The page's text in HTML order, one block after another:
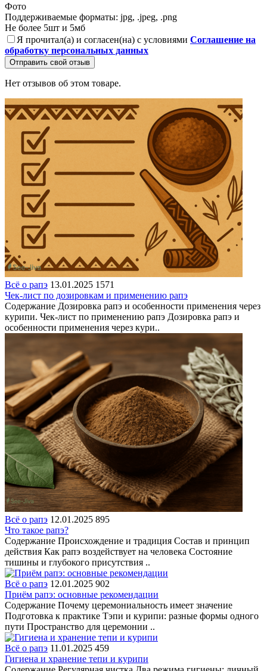
Фото
Поддерживаемые форматы: jpg, .jpeg, .png
Не более 5шт и 5мб
Я прочитал(а) и согласен(на) с условиями Соглашение на
обработку персональных данных
Отправить свой отзыв
Нет отзывов об этом товаре.
Всё о рапэ 13.01.2025 1571
Чек-лист по дозировкам и применению рапэ
Содержание Дозировка рапэ и особенности применения через
курипи. Чек‑лист по применению рапэ Дозировка рапэ и
особенности применения через кури..
Всё о рапэ 12.01.2025 895
Что такое рапэ?
Содержание Происхождение и традиция Состав и принцип
действия Как рапэ воздействует на человека Состояние
тишины и глубокого присутствия ..
Всё о рапэ 12.01.2025 902
Приём рапэ: основные рекомендации
Содержание Почему церемониальность имеет значение
Подготовка к практике Тэпи и курипи: разные формы одного
пути Пространство для церемонии ..
Всё о рапэ 11.01.2025 459
Гигиена и хранение тепи и курипи